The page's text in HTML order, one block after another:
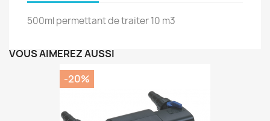
500ml permettant de traiter 10 m3
VOUS AIMEREZ AUSSI
-20%